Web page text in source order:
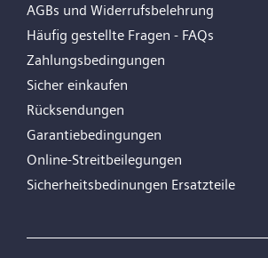
AGBs und Widerrufsbelehrung
Häufig gestellte Fragen - FAQs
Zahlungsbedingungen
Sicher einkaufen
Rücksendungen
Garantiebedingungen
Online-Streitbeilegungen
Sicherheitsbedinungen Ersatzteile